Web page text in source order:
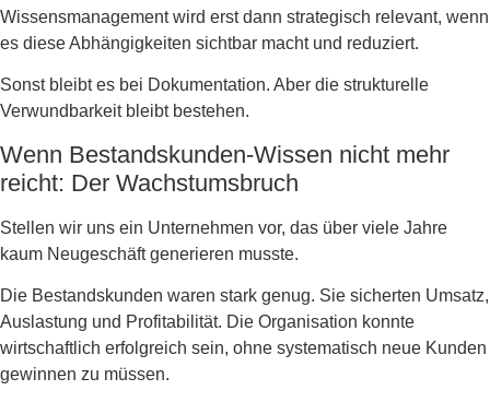
Wissensmanagement wird erst dann strategisch relevant, wenn
es diese Abhängigkeiten sichtbar macht und reduziert.
Sonst bleibt es bei Dokumentation. Aber die strukturelle
Verwundbarkeit bleibt bestehen.
Wenn Bestandskunden-Wissen nicht mehr
reicht: Der Wachstumsbruch
Stellen wir uns ein Unternehmen vor, das über viele Jahre
kaum Neugeschäft generieren musste.
Die Bestandskunden waren stark genug. Sie sicherten Umsatz,
Auslastung und Profitabilität. Die Organisation konnte
wirtschaftlich erfolgreich sein, ohne systematisch neue Kunden
gewinnen zu müssen.